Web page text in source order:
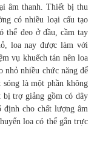
âm thanh. Thiết bị thu
có nhiều loại cấu tạo
thể đeo ở đầu, cầm tay
loa nay được làm với
vụ khuếch tán nên loa
nhỏ nhiều chức năng để
là một phần không
bị trợ giảng gồm có dây
định cho chất lượng âm
loa có thể gắn trực